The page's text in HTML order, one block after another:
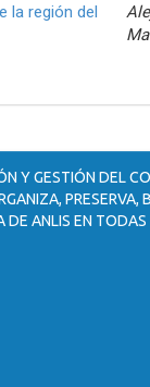
la región del
Y GESTIÓN DEL
ANLIS EN